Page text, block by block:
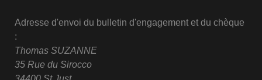
Adresse d'envoi du bulletin d'engagement et du chèque
:
Thomas SUZANNE
35 Rue du Sirocco